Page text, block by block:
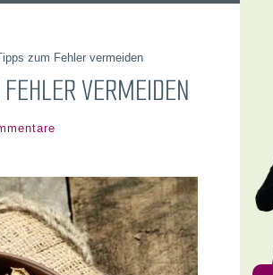
zum Fehler vermeiden
VERMEIDEN